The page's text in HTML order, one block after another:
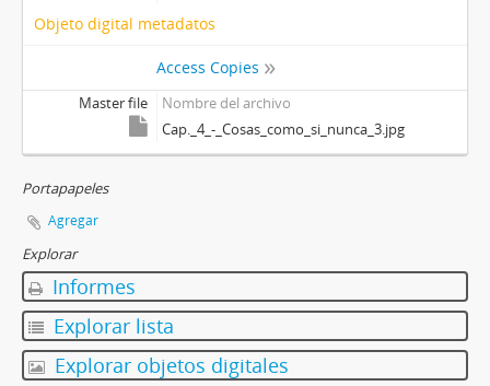
Objeto digital metadatos
Access Copies
Master file
Nombre del archivo
Cap._4_-_Cosas_como_si_nunca_3.jpg
Portapapeles
Agregar
Explorar
Informes
Explorar lista
Explorar objetos digitales